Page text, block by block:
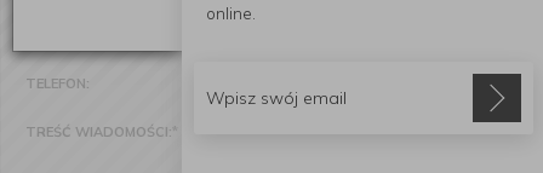
TELEFON:
TREŚĆ WIADOMOŚCI: *
online.